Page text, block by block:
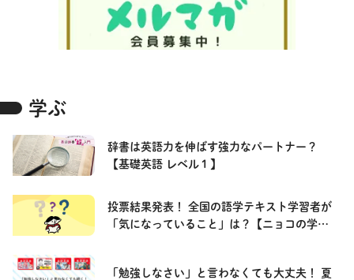
学ぶ
辞書は英語力を伸ばす強力なパートナー？
【基礎英語 レベル１】
投票結果発表！ 全国の語学テキスト学習者が
「気になっていること」は？【ニョコの学習
「勉強しなさい」と言わなくても大丈夫！ 夏